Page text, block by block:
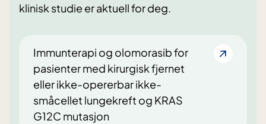
klinisk studie er aktuell for deg.
Immunterapi og olomorasib for
pasienter med kirurgisk fjernet
eller ikke-opererbar ikke-
småcellet lungekreft og KRAS
G12C mutasjon